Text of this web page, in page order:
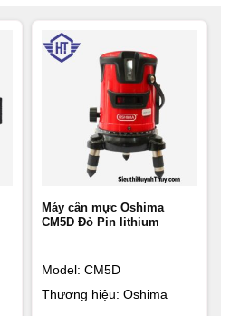
Máy cân mực Oshima
CM5D Đỏ Pin lithium
Model: CM5D
Thương hiệu: Oshima